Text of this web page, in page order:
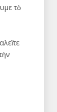
τὸ